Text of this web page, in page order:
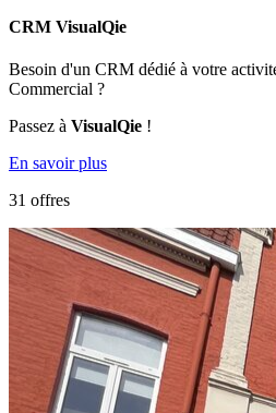
CRM VisualQie
Besoin d'un CRM dédié à votre
Commercial ?
Passez à VisualQie !
En savoir plus
31 offres